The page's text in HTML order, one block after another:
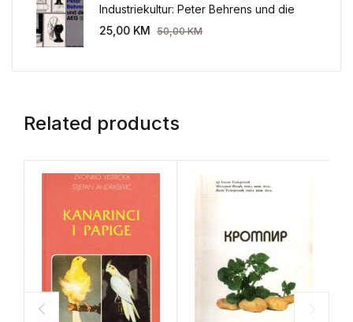
Industriekultur: Peter Behrens und die
AEG 1907-1914.
25,00 KM 50,00KM
Related products